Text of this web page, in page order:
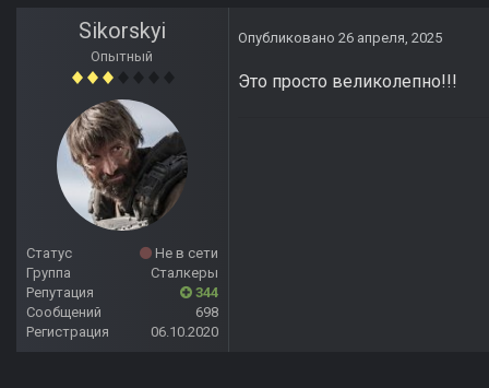
Sikorskyi
Опытный
Статус
Не в сети
Группа
Сталкеры
Репутация
344
Сообщений
698
Регистрация
06.10.2020
Опубликовано 26 апреля, 2025
Это просто великолепно!!!